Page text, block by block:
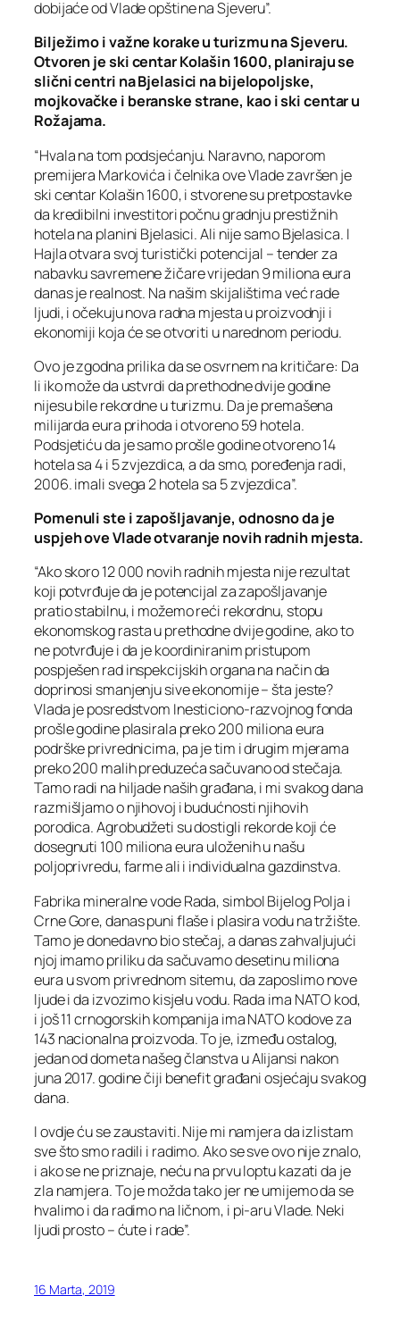
dobijaće od Vlade opštine na Sjeveru”.
Bilježimo i važne korake u turizmu na Sjeveru.
Otvoren je ski centar Kolašin 1600, planiraju se
slični centri na Bjelasici na bijelopoljske,
mojkovačke i beranske strane, kao i ski centar u
Rožajama.
“Hvala na tom podsjećanju. Naravno, naporom
premijera Markovića i čelnika ove Vlade završen je
ski centar Kolašin 1600, i stvorene su pretpostavke
da kredibilni investitori počnu gradnju prestižnih
hotela na planini Bjelasici. Ali nije samo Bjelasica. I
Hajla otvara svoj turistički potencijal – tender za
nabavku savremene žičare vrijedan 9 miliona eura
danas je realnost. Na našim skijalištima već rade
ljudi, i očekuju nova radna mjesta u proizvodnji i
ekonomiji koja će se otvoriti u narednom periodu.
Ovo je zgodna prilika da se osvrnem na kritičare: Da
li iko može da ustvrdi da prethodne dvije godine
nijesu bile rekordne u turizmu. Da je premašena
milijarda eura prihoda i otvoreno 59 hotela.
Podsjetiću da je samo prošle godine otvoreno 14
hotela sa 4 i 5 zvjezdica, a da smo, poređenja radi,
2006. imali svega 2 hotela sa 5 zvjezdica”.
Pomenuli ste i zapošljavanje, odnosno da je
uspjeh ove Vlade otvaranje novih radnih mjesta.
“Ako skoro 12 000 novih radnih mjesta nije rezultat
koji potvrđuje da je potencijal za zapošljavanje
pratio stabilnu, i možemo reći rekordnu, stopu
ekonomskog rasta u prethodne dvije godine, ako to
ne potvrđuje i da je koordiniranim pristupom
pospješen rad inspekcijskih organa na način da
doprinosi smanjenju sive ekonomije – šta jeste?
Vlada je posredstvom Inesticiono-razvojnog fonda
prošle godine plasirala preko 200 miliona eura
podrške privrednicima, pa je tim i drugim mjerama
preko 200 malih preduzeća sačuvano od stečaja.
Tamo radi na hiljade naših građana, i mi svakog dana
razmišljamo o njihovoj i budućnosti njihovih
porodica. Agrobudžeti su dostigli rekorde koji će
dosegnuti 100 miliona eura uloženih u našu
poljoprivredu, farme ali i individualna gazdinstva.
Fabrika mineralne vode Rada, simbol Bijelog Polja i
Crne Gore, danas puni flaše i plasira vodu na tržište.
Tamo je donedavno bio stečaj, a danas zahvaljujući
njoj imamo priliku da sačuvamo desetinu miliona
eura u svom privrednom sitemu, da zaposlimo nove
ljude i da izvozimo kisjelu vodu. Rada ima NATO kod,
i još 11 crnogorskih kompanija ima NATO kodove za
143 nacionalna proizvoda. To je, između ostalog,
jedan od dometa našeg članstva u Alijansi nakon
juna 2017. godine čiji benefit građani osjećaju svakog
dana.
I ovdje ću se zaustaviti. Nije mi namjera da izlistam
sve što smo radili i radimo. Ako se sve ovo nije znalo,
i ako se ne priznaje, neću na prvu loptu kazati da je
zla namjera. To je možda tako jer ne umijemo da se
hvalimo i da radimo na ličnom, i pi-aru Vlade. Neki
ljudi prosto – ćute i rade”.
16 Marta, 2019